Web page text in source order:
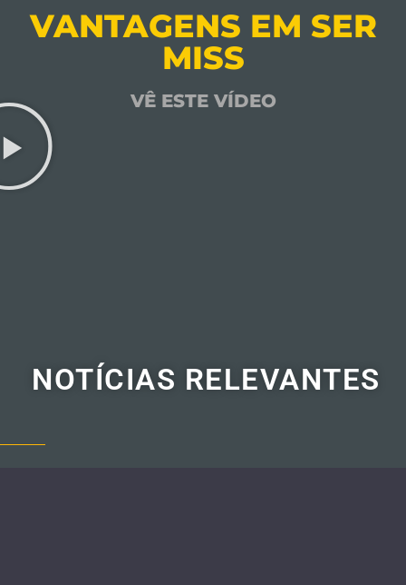
VANTAGENS EM SER
MISS
VÊ ESTE VÍDEO
NOTÍCIAS RELEVANTES